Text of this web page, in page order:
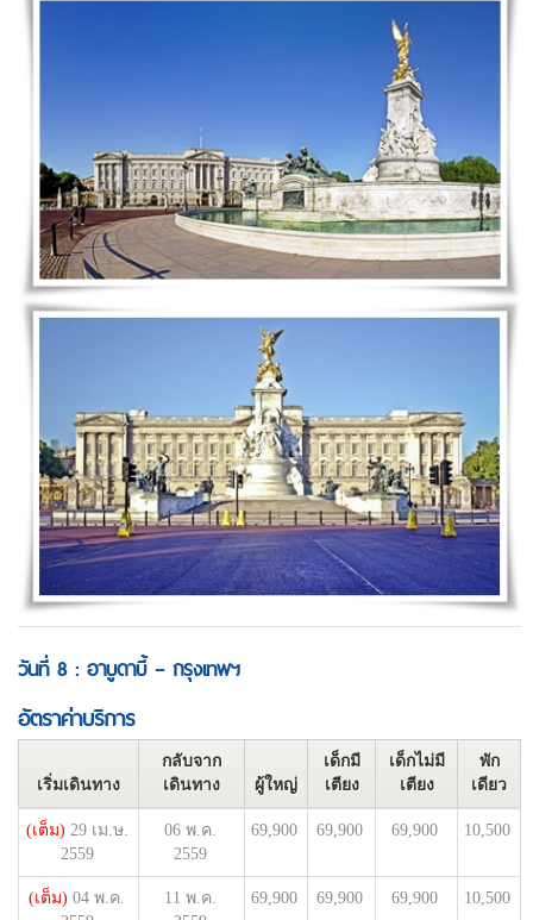
วันที่ 8 : อาบูดาบี้ – กรุงเทพฯ
อัตราค่าบริการ
เริ่มเดินทาง
กลับจาก
เดินทาง
ผู้ใหญ่
เด็กมี
เตียง
เด็กไม่มี
เตียง
พัก
เดียว
(เต็ม) 29 เม.ษ.
2559
06 พ.ค.
2559
69,900 69,900 69,900 10,500
(เต็ม) 04 พ.ค.
11 พ.ค.
69,900 69,900 69,900 10,500